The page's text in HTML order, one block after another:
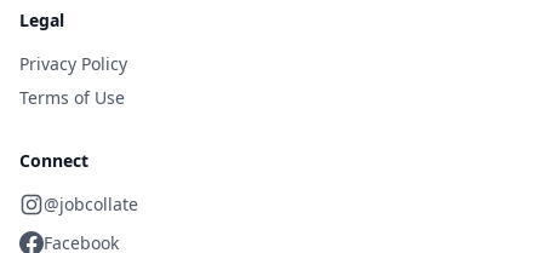
Legal
Privacy Policy
Terms of Use
Connect
@jobcollate
Facebook